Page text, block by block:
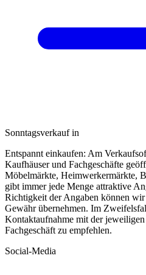
Sonntagsverkauf in
Entspannt einkaufen: Am
Kaufhäuser und Fachgeschäfte
Möbelmärkte, Heimwerkermärkte,
gibt immer jede Menge attraktive
Richtigkeit der Angaben können
Gewähr übernehmen. Im
Kontaktaufnahme mit der
Fachgeschäft zu empfehlen.
Social-Media